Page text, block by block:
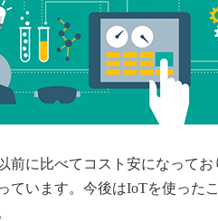
前に比べてコスト安になって
ています。今後はIoTを使った